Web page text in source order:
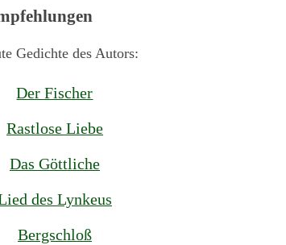
Gedichte des Autors:
Der Fischer
Rastlose Liebe
Das Göttliche
des Lynkeus
Bergschloß